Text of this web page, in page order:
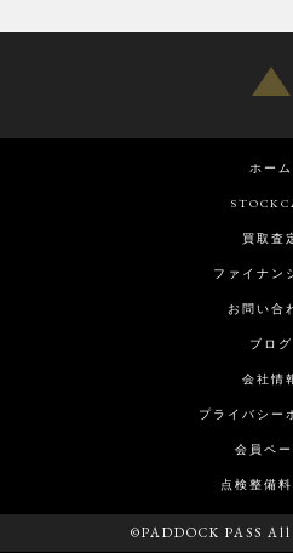
ホーム
買取査
ファイナン
お問い合
ブログ
会社情
プライバシー
会員ペー
点検整備
©PADDOCK PASS